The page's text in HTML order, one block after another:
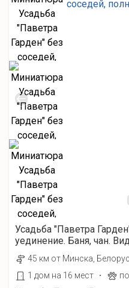
Усадьба "Паветра
уединение. Баня, чан.
45 км от Минска,
1 дом на 16 мест
·